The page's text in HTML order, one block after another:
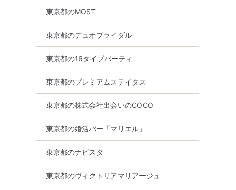
東京都のMOST
東京都のデュオブライダル
東京都の16タイプパーティ
東京都のプレミアムステイタス
東京都の株式会社出会いのCOCO
東京都の婚活バー「マリエル」
東京都のナビスタ
東京都のヴィクトリアマリアージュ